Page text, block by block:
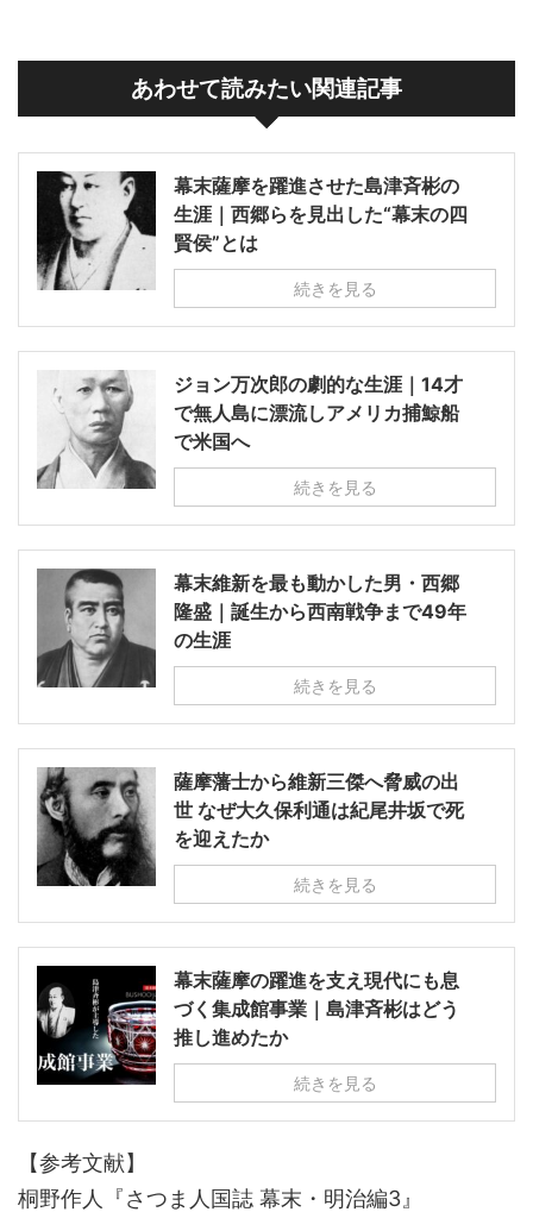
あわせて読みたい関連記事
幕末薩摩を躍進させた島津斉彬の
生涯｜西郷らを見出した“幕末の四
賢侯”とは
続きを見る
ジョン万次郎の劇的な生涯｜14才
で無人島に漂流しアメリカ捕鯨船
で米国へ
続きを見る
幕末維新を最も動かした男・西郷
隆盛｜誕生から西南戦争まで49年
の生涯
続きを見る
薩摩藩士から維新三傑へ脅威の出
世 なぜ大久保利通は紀尾井坂で死
を迎えたか
続きを見る
幕末薩摩の躍進を支え現代にも息
づく集成館事業｜島津斉彬はどう
推し進めたか
続きを見る
【参考文献】
桐野作人『さつま人国誌 幕末・明治編3』